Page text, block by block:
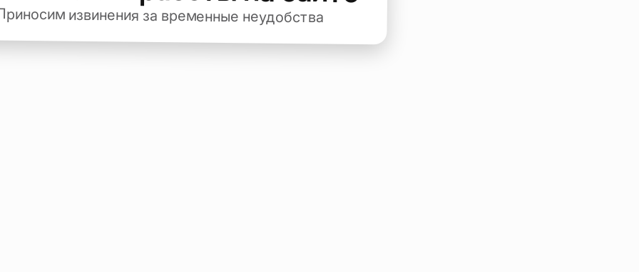
извинения за временные неудобства